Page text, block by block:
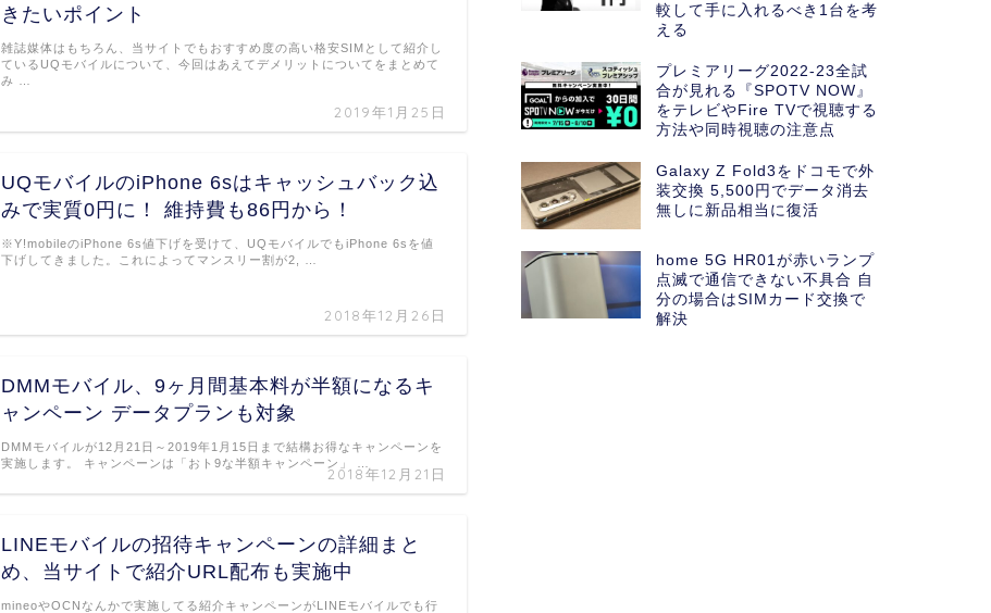
きたいポイント
2019年1月25日
雑誌媒体はもちろん、当サイトでもおすすめ度の高い格安SIMとして紹介し
ているUQモバイルについて、今回はあえてデメリットについてをまとめて
み …
UQモバイルのiPhone 6sはキャッシュバック込
みで実質0円に！ 維持費も86円から！
2018年12月26日
※Y!mobileのiPhone 6s値下げを受けて、UQモバイルでもiPhone 6sを値
下げしてきました。これによってマンスリー割が2, …
DMMモバイル、9ヶ月間基本料が半額になるキ
ャンペーン データプランも対象
2018年12月21日
DMMモバイルが12月21日～2019年1月15日まで結構お得なキャンペーンを
実施します。 キャンペーンは「おト9な半額キャンペーン」 …
LINEモバイルの招待キャンペーンの詳細まと
め、当サイトで紹介URL配布も実施中
mineoやOCNなんかで実施してる紹介キャンペーンがLINEモバイルでも行
較して手に入れるべき1台を考
える
プレミアリーグ2022-23全試
合が見れる『SPOTV NOW』
をテレビやFire TVで視聴する
方法や同時視聴の注意点
Galaxy Z Fold3をドコモで外
装交換 5,500円でデータ消去
無しに新品相当に復活
home 5G HR01が赤いランプ
点滅で通信できない不具合 自
分の場合はSIMカード交換で
解決